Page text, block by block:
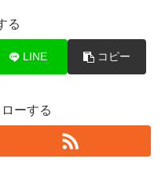
る
LINE コピー
ーする